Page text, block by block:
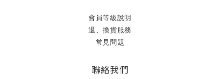
會員等級說明
退、換貨服務
常見問題
聯絡我們